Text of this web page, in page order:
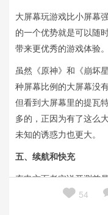
大屏幕玩游戏比小屏幕
的一个优势就是可以随
带来更优秀的游戏体验。
虽然《原神》和《崩坏
种屏幕比例的大屏幕没
但看到大屏幕里的提瓦
多的，正因为有了这么
未知的诱惑力也更大。
五、续航和快充
充电方面老实说开测前
充，最慢能多慢？三四
 54